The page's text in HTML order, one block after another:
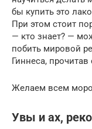
бы купить это
При этом стоит
— кто знает? —
побить мировой
Гиннеса, прочитав
Желаем всем
Увы и ах,